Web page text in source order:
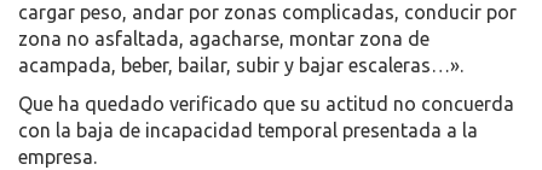
cargar peso, andar por zonas complicadas, conducir por
zona no asfaltada, agacharse, montar zona de
acampada, beber, bailar, subir y bajar escaleras…».
Que ha quedado verificado que su actitud no concuerda
con la baja de incapacidad temporal presentada a la
empresa.